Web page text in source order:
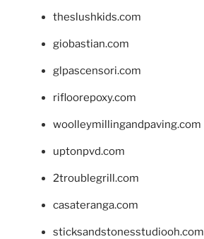
theslushkids.com
giobastian.com
glpascensori.com
rifloorepoxy.com
woolleymillingandpaving.com
uptonpvd.com
2troublegrill.com
casateranga.com
sticksandstonesstudiooh.com